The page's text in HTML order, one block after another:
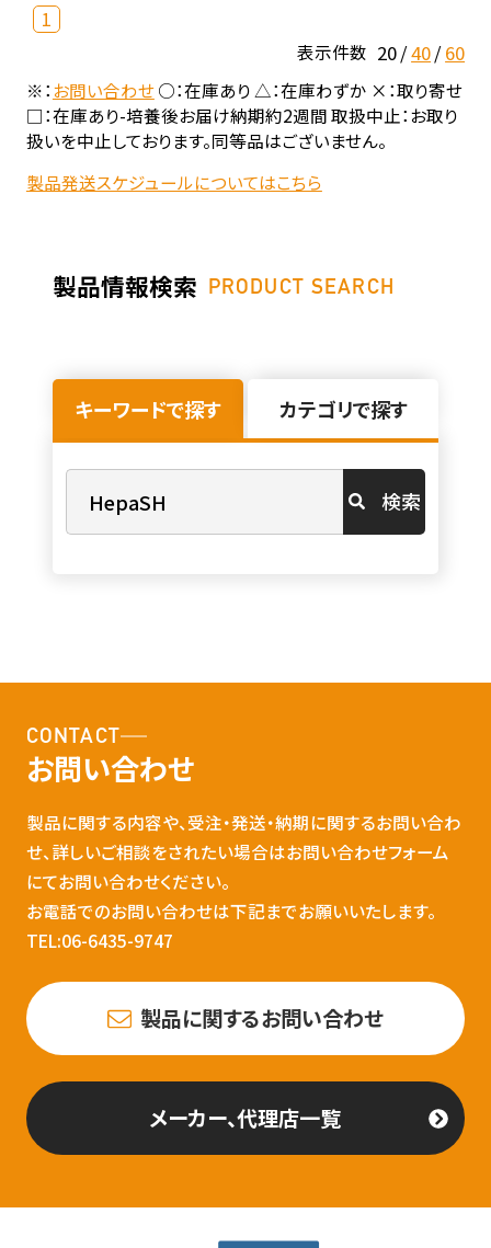
1
表示件数 20 40 60
※：お問い合わせ○：在庫あり △：在庫わずか ×：取り寄せ
□：在庫あり-培養後お届け納期約2週間 取扱中止：お取り
扱いを中止しております。同等品はございません。
製品発送スケジュールについてはこちら
製品情報検索 PRODUCT SEARCH
キーワードで探す カテゴリで探す
検索
CONTACT
お問い合わせ
製品に関する内容や、受注・発送・納期に関するお問い合わ
せ、詳しいご相談をされたい場合はお問い合わせフォーム
にてお問い合わせください。
お電話でのお問い合わせは下記までお願いいたします。
TEL:06-6435-9747
製品に関するお問い合わせ
メーカー、代理店一覧